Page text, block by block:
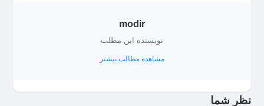
modir
نویسنده این مطلب
مشاهده مطالب بیشتر
نظر شما